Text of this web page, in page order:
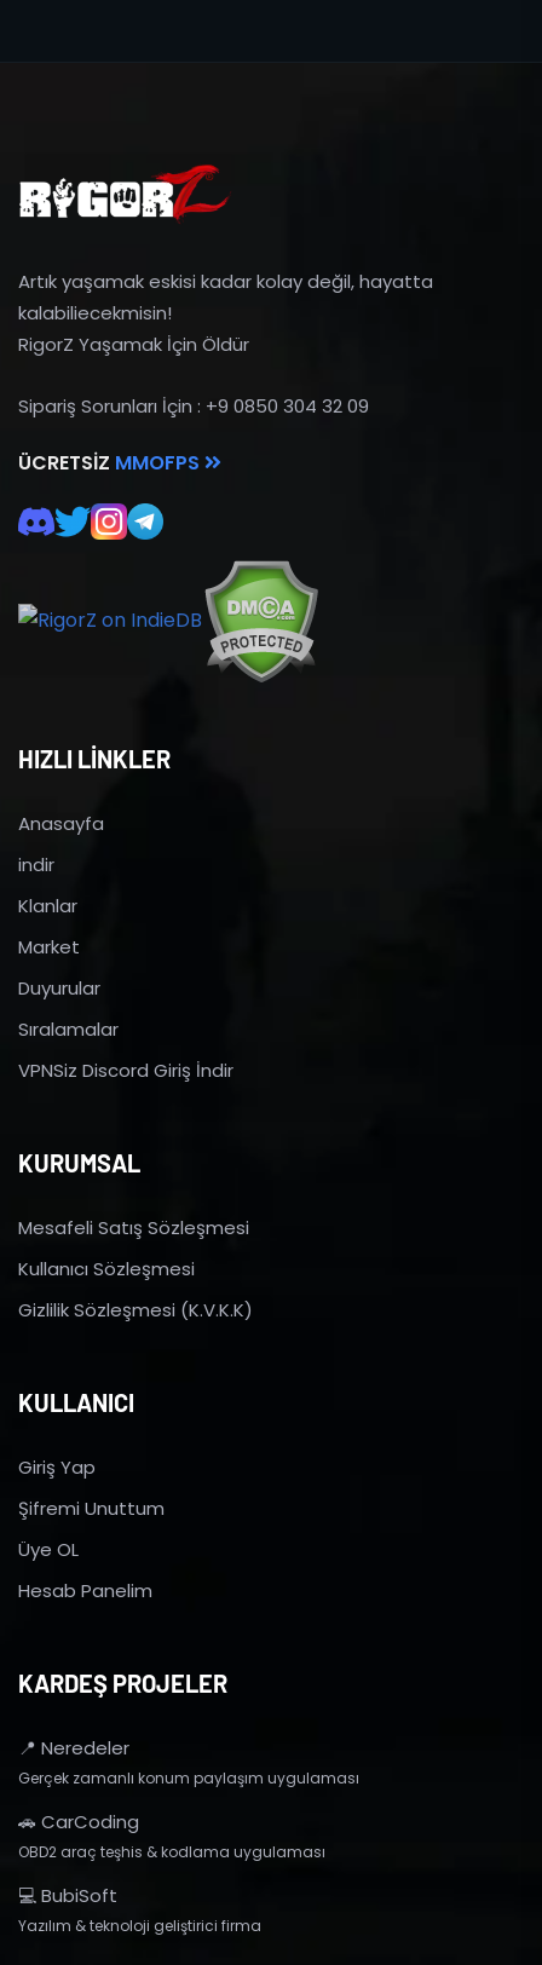
Artık yaşamak eskisi kadar kolay değil, hayatta
kalabiliecekmisin!
RigorZ Yaşamak İçin Öldür
Sipariş Sorunları İçin : +9 0850 304 32 09
ÜCRETSIZ MMOFPS
HIZLI LİNKLER
Anasayfa
indir
Klanlar
Market
Duyurular
Sıralamalar
VPNSiz Discord Giriş İndir
KURUMSAL
Mesafeli Satış Sözleşmesi
Kullanıcı Sözleşmesi
Gizlilik Sözleşmesi (K.V.K.K)
KULLANICI
Giriş Yap
Şifremi Unuttum
Üye OL
Hesab Panelim
KARDEŞ PROJELER
📍 Neredeler
Gerçek zamanlı konum paylaşım uygulaması
🚗 CarCoding
OBD2 araç teşhis & kodlama uygulaması
💻 BubiSoft
Yazılım & teknoloji geliştirici firma